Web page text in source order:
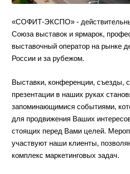
«СОФИТ-ЭКСПО» -
Союза выставок и ярмарок,
выставочный оператор на рынке
России и за рубежом.
Выставки, конференции, съезды,
презентации в наших руках
запоминающимися событиями,
для продвижения Ваших
стоящих перед Вами целей.
участвуют наши клиенты,
комплекс маркетинговых задач.